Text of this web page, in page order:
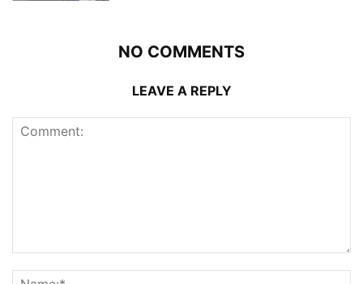
NO COMMENTS
LEAVE A REPLY